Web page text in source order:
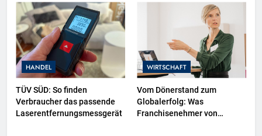
HANDEL
TÜV SÜD: So finden
Verbraucher das passende
Laserentfernungsmessgerät
WIRTSCHAFT
Vom Dönerstand zum
Globalerfolg: Was
Franchisenehmer von